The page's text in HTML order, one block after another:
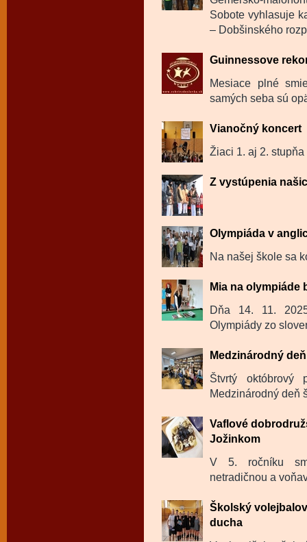
Sobote vyhlasuje
– Dobšinského
Guinnessove
Mesiace plné
samých seba sú
Vianočný koncert
Žiaci 1. aj 2.
Z vystúpenia
Olympiáda v
Na našej škole sa
Mia na olympiáde
Dňa 14. 11.
Olympiády zo
Medzinárodný
Štvrtý októbrový
Medzinárodný deň
Vaflové
Jožinkom
V 5. ročníku
netradičnou a
Školský
ducha